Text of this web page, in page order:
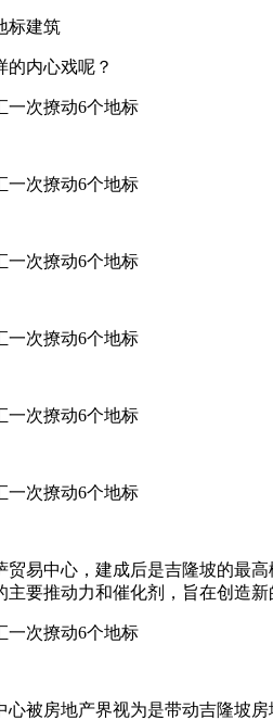
标建筑
的内心戏呢？
贸易中心，建成后是吉隆坡的最
主要推动力和催化剂，旨在创造
被房地产界视为是带动吉隆坡